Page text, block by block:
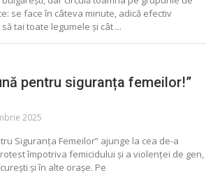
se face în câteva minute, adică efectiv
tai toate legumele și cât ...
pentru siguranța femeilor!”
2025
Siguranța Femeilor” ajunge la cea de-a
împotriva femicidului și a violenței de gen,
și în alte orașe. Pe